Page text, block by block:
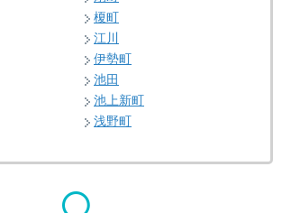
榎町
江川
伊勢町
池田
池上新町
浅野町